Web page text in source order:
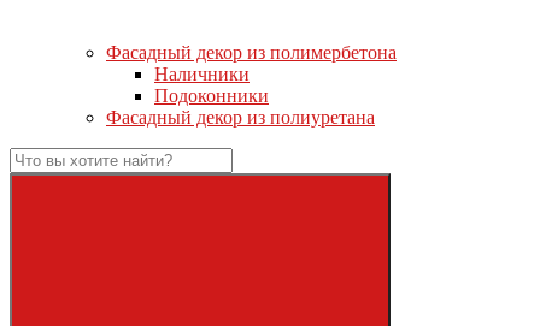
Фасадный декор из полимербетона
Наличники
Подоконники
Фасадный декор из полиуретана